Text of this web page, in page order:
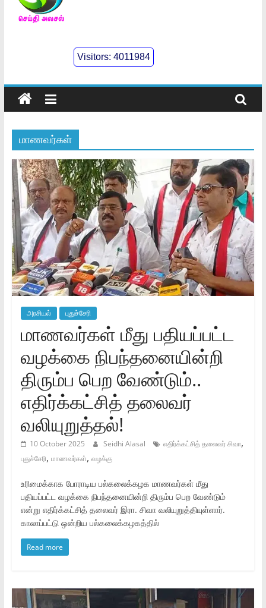
செய்திஅலசல்
Seidhialasal
Tamil
Online
NewsPaper
Visitors:4011984
மாணவர்கள்
அரசியல் புதுச்சேரி
மாணவர்கள் மீது பதியப்பட்ட
வழக்கை நிபந்தனையின்றி
திரும்ப பெற வேண்டும்..
எதிர்க்கட்சித் தலைவர்
வலியுறுத்தல்!
10 October 2025 Seidhi Alasal எதிர்க்கட்சித் தலைவர் சிவா,
புதுச்சேரி, மாணவர்கள், வழக்கு
உரிமைக்காக போராடிய பல்கலைக்கழக மாணவர்கள் மீது
பதியப்பட்ட வழக்கை நிபந்தனையின்றி திரும்ப பெற வேண்டும்
என்று எதிர்க்கட்சித் தலைவர் இரா. சிவா வலியுறுத்தியுள்ளார்.
காலாப்பட்டு ஒன்றிய பல்கலைக்கழகத்தில்
Read more